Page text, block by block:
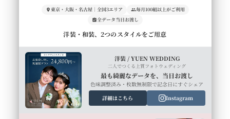
東京・大阪・名古屋｜全国3エリア
毎月100組以上がご利用
全データ当日お渡し
洋装・和装、2つのスタイルをご用意
洋装 / YUEN WEDDING
二人でつくる上質フォトウェディング
最も綺麗なデータを、当日お渡し
色味調整済み・枚数無制限で記念日にすぐシェア
詳細はこちら
Instagram